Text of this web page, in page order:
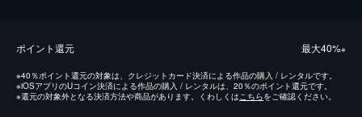
ポイント還元 最⼤40%※
※40％ポイント還元の対象は、クレジットカード決済による作品の購入 / レンタルです。
※iOSアプリのUコイン決済による作品の購入 / レンタルは、20％のポイント還元です。
※還元の対象外となる決済方法や商品があります。くわしくはこちらをご確認ください。